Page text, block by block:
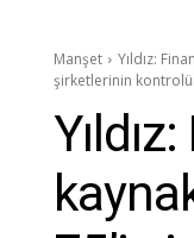
Manşet
Yıldız:
şirketlerinin